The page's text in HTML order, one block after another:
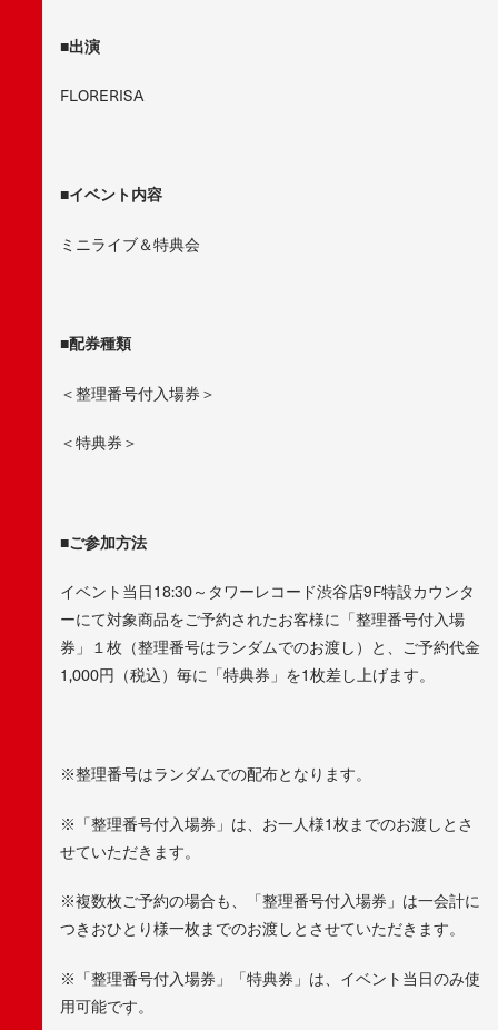
■出演
FLORERISA
■イベント内容
ミニライブ＆特典会
■配券種類
＜整理番号付入場券＞
＜特典券＞
■ご参加方法
イベント当日18:30～タワーレコード渋谷店9F特設カウンタ
ーにて対象商品をご予約されたお客様に「整理番号付入場
券」１枚（整理番号はランダムでのお渡し）と、ご予約代金
1,000円（税込）毎に「特典券」を1枚差し上げます。
※整理番号はランダムでの配布となります。
※「整理番号付入場券」は、お一人様1枚までのお渡しとさ
せていただきます。
※複数枚ご予約の場合も、「整理番号付入場券」は一会計に
つきおひとり様一枚までのお渡しとさせていただきます。
※「整理番号付入場券」「特典券」は、イベント当日のみ使
用可能です。